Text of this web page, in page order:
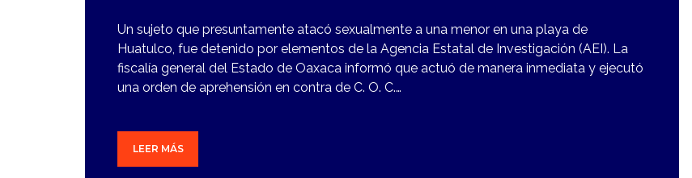
Un sujeto que presuntamente atacó sexualmente a una menor en una playa de
Huatulco, fue detenido por elementos de la Agencia Estatal de Investigación (AEI). La
fiscalía general del Estado de Oaxaca informó que actuó de manera inmediata y ejecutó
una orden de aprehensión en contra de C. O. C.…
LEER MÁS